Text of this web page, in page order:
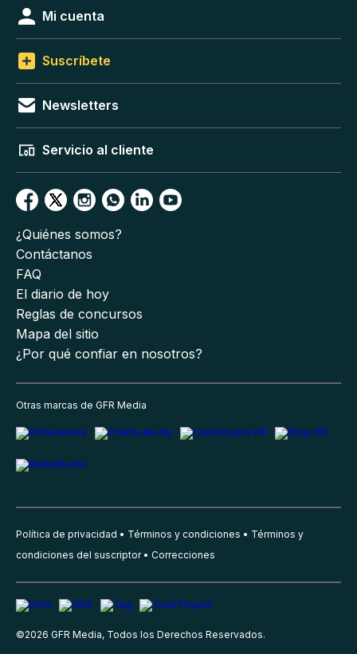
Mi cuenta
Suscríbete
Newsletters
Servicio al cliente
¿Quiénes somos?
Contáctanos
FAQ
El diario de hoy
Reglas de concursos
Mapa del sitio
¿Por qué confiar en nosotros?
Otras marcas de GFR Media
Política de privacidad Términos y condiciones
Términos y
condiciones del suscriptor
Correcciones
©2026 GFR Media, Todos los Derechos Reservados.